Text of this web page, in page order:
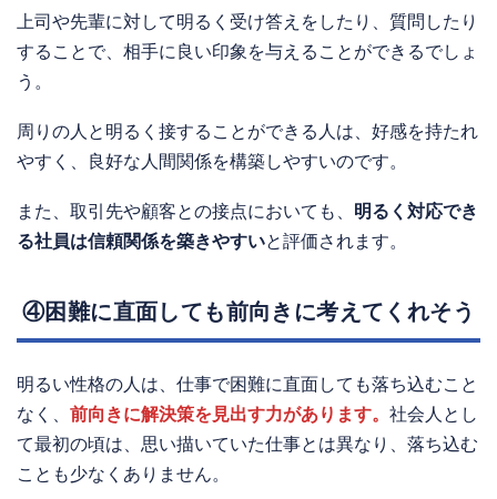
上司や先輩に対して明るく受け答えをしたり、質問したり
することで、相手に良い印象を与えることができるでしょ
う。
周りの人と明るく接することができる人は、好感を持たれ
やすく、良好な人間関係を構築しやすいのです。
また、取引先や顧客との接点においても、 明るく対応でき
る社員は信頼関係を築きやすいと評価されます。
④困難に直面しても前向きに考えてくれそう
明るい性格の人は、仕事で困難に直面しても落ち込むこと
なく、 前向きに解決策を見出す力があります。 社会人とし
て最初の頃は、思い描いていた仕事とは異なり、落ち込む
ことも少なくありません。